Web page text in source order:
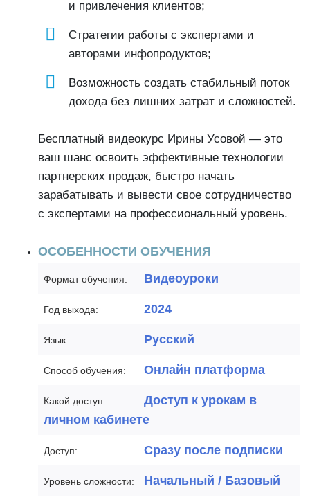
и привлечения клиентов;
Стратегии работы с экспертами и
авторами инфопродуктов;
Возможность создать стабильный поток
дохода без лишних затрат и сложностей.
Бесплатный видеокурс Ирины Усовой — это
ваш шанс освоить эффективные технологии
партнерских продаж, быстро начать
зарабатывать и вывести свое сотрудничество
с экспертами на профессиональный уровень.
ОСОБЕННОСТИ ОБУЧЕНИЯ
Формат обучения: Видеоуроки
Год выхода: 2024
Язык: Русский
Способ обучения: Онлайн платформа
Какой доступ:
Доступ к урокам в
личном кабинете
Доступ: Сразу после подписки
Уровень сложности: Начальный / Базовый